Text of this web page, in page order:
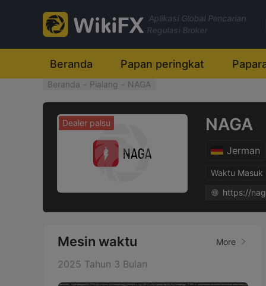
Aplikasi Global Pencarian
Regulasi Broker
Beranda Papan peringkat
Beranda - Pialang - NAGA
Dealer palsu NAGA
Jerman
Waktu
https://
Mesin waktu More
2025 Tahun 3 Bulan